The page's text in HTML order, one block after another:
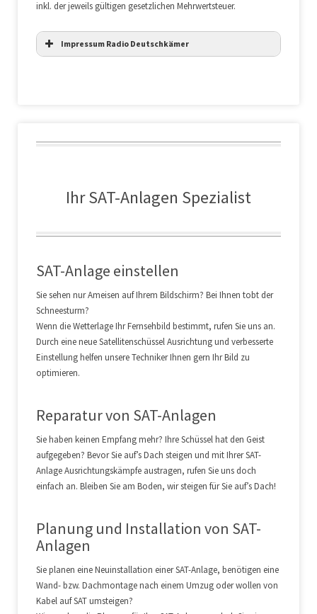
inkl. der jeweils gültigen gesetzlichen Mehrwertsteuer.
Impressum Radio Deutschkämer
Ihr SAT-Anlagen Spezialist
SAT-Anlage einstellen
Sie sehen nur Ameisen auf Ihrem Bildschirm? Bei Ihnen tobt der
Schneesturm?
Wenn die Wetterlage Ihr Fernsehbild bestimmt, rufen Sie uns an.
Durch eine neue Satellitenschüssel Ausrichtung und verbesserte
Einstellung helfen unsere Techniker Ihnen gern Ihr Bild zu
optimieren.
Reparatur von SAT-Anlagen
Sie haben keinen Empfang mehr? Ihre Schüssel hat den Geist
aufgegeben? Bevor Sie auf’s Dach steigen und mit Ihrer SAT-
Anlage Ausrichtungskämpfe austragen, rufen Sie uns doch
einfach an. Bleiben Sie am Boden, wir steigen für Sie auf’s Dach!
Planung und Installation von SAT-
Anlagen
Sie planen eine Neuinstallation einer SAT-Anlage, benötigen eine
Wand- bzw. Dachmontage nach einem Umzug oder wollen von
Kabel auf SAT umsteigen?